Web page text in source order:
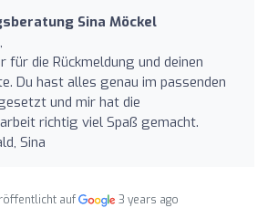
Sina Möckel
für die Rückmeldung und deinen
Du hast alles genau im passenden
und mir hat die
richtig viel Spaß gemacht.
Sina
auf 3 years ago